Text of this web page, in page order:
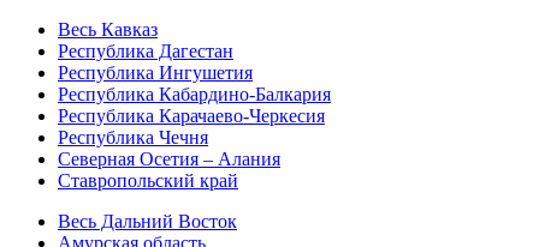
Весь Кавказ
Республика Дагестан
Республика Ингушетия
Республика Кабардино-Балкария
Республика Карачаево-Черкесия
Республика Чечня
Северная Осетия – Алания
Ставропольский край
Весь Дальний Восток
Амурская область